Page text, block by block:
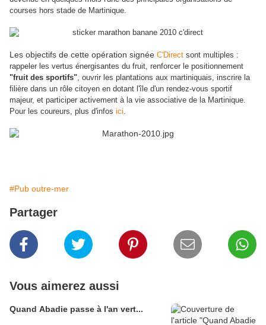
courses hors stade de Martinique.
Les objectifs de cette opération signée C'Direct sont multiples :
rappeler les vertus énergisantes du fruit, renforcer le positionnement
"fruit des sportifs", ouvrir les plantations aux martiniquais, inscrire la
filière dans un rôle citoyen en dotant l'île d'un rendez-vous sportif
majeur, et participer activement à la vie associative de la Martinique.
Pour les coureurs, plus d'infos ici.
#Pub outre-mer
Partager
Vous aimerez aussi
Quand Abadie passe à l'an vert...